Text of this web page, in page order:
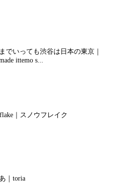
でいっても渋谷は日本の東京｜
ittemo s...
｜スノウフレイク
｜toria